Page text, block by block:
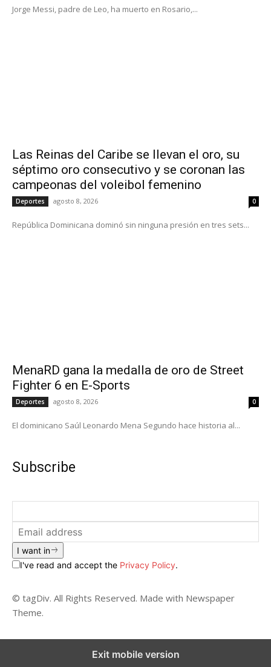
Jorge Messi, padre de Leo, ha muerto en Rosario,...
Las Reinas del Caribe se llevan el oro, su
séptimo oro consecutivo y se coronan las
campeonas del voleibol femenino
Deportes agosto 8, 2026 0
República Dominicana dominó sin ninguna presión en tres sets...
MenaRD gana la medalla de oro de Street
Fighter 6 en E-Sports
Deportes agosto 8, 2026 0
El dominicano Saúl Leonardo Mena Segundo hace historia al...
Subscribe
I want in
I've read and accept the Privacy Policy.
© tagDiv. All Rights Reserved. Made with Newspaper
Theme.
Exit mobile version